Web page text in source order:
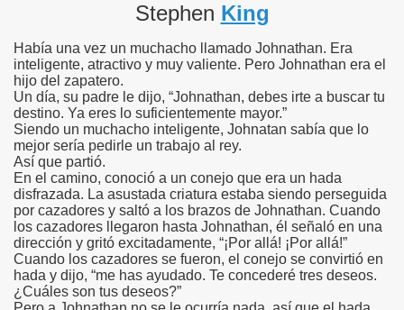
Stephen King
Había una vez un muchacho llamado Johnathan. Era
inteligente, atractivo y muy valiente. Pero Johnathan era el
hijo del zapatero.
Un día, su padre le dijo, “Johnathan, debes irte a buscar tu
destino. Ya eres lo suficientemente mayor.”
Siendo un muchacho inteligente, Johnatan sabía que lo
mejor sería pedirle un trabajo al rey.
Así que partió.
En el camino, conoció a un conejo que era un hada
disfrazada. La asustada criatura estaba siendo perseguida
por cazadores y saltó a los brazos de Johnathan. Cuando
los cazadores llegaron hasta Johnathan, él señaló en una
dirección y gritó excitadamente, “¡Por allá! ¡Por allá!”
Cuando los cazadores se fueron, el conejo se convirtió en
hada y dijo, “me has ayudado. Te concederé tres deseos.
¿Cuáles son tus deseos?”